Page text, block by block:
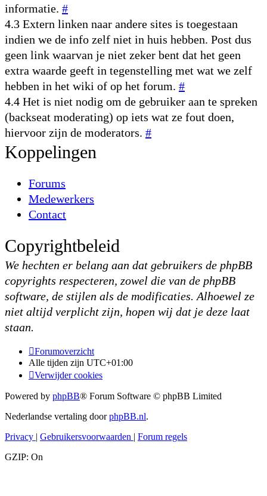
informatie. #
4.3 Extern linken naar andere sites is toegestaan
indien we de info zelf niet in huis hebben. Post dus
geen link waarvan je niet zeker bent dat het geen
extra waarde geeft in tegenstelling met wat we zelf
hebben in het wiki of op het forum. #
4.4 Het is niet nodig om de gebruiker aan te spreken
(backseat moderating) op iets wat ze fout doen,
hiervoor zijn de moderators. #
Koppelingen
Forums
Medewerkers
Contact
Copyrightbeleid
We hechten er belang aan dat gebruikers de phpBB
copyrights respecteren, zowel die van de phpBB
software, de stijlen als de modificaties. Alhoewel ze
niet altijd verplicht zijn, hopen wij dat je deze laat
staan.
Forumoverzicht
Alle tijden zijn UTC+01:00
Verwijder cookies
Powered by phpBB® Forum Software © phpBB Limited
Nederlandse vertaling doorphpBB.nl.
Privacy | Gebruikersvoorwaarden | Forum regels
GZIP: On